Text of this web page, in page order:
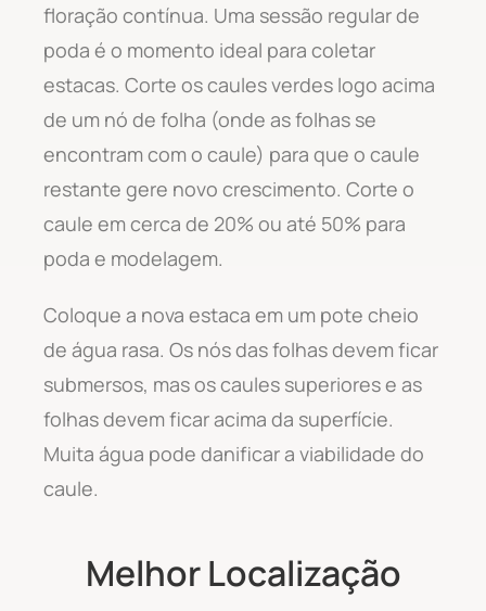
floração contínua. Uma sessão regular de
poda é o momento ideal para coletar
estacas. Corte os caules verdes logo acima
de um nó de folha (onde as folhas se
encontram com o caule) para que o caule
restante gere novo crescimento. Corte o
caule em cerca de 20% ou até 50% para
poda e modelagem.
Coloque a nova estaca em um pote cheio
de água rasa. Os nós das folhas devem ficar
submersos, mas os caules superiores e as
folhas devem ficar acima da superfície.
Muita água pode danificar a viabilidade do
caule.
Melhor Localização